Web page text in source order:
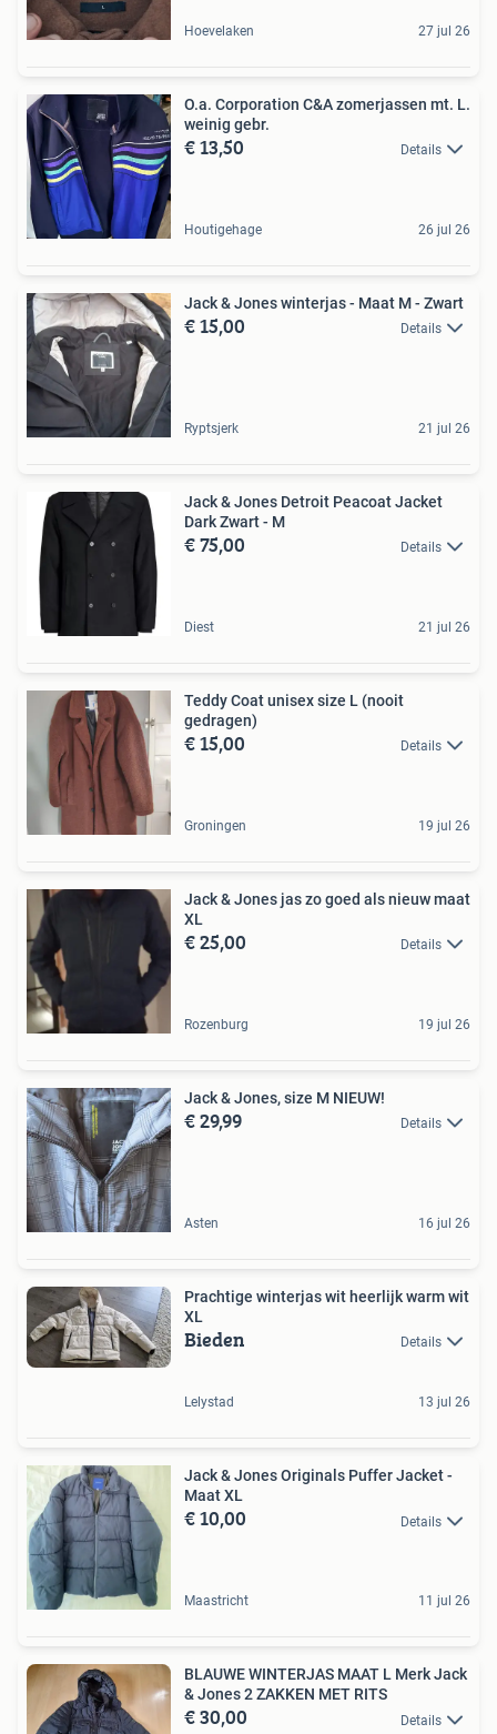
Hoevelaken 27 jul 26
O.a. Corporation C&A zomerjassen mt. L.
weinig gebr.
€ 13,50 Details
Houtigehage 26 jul 26
Jack & Jones winterjas - Maat M - Zwart
€ 15,00 Details
Ryptsjerk 21 jul 26
Jack & Jones Detroit Peacoat Jacket
Dark Zwart - M
€ 75,00 Details
Diest 21 jul 26
Teddy Coat unisex size L (nooit
gedragen)
€ 15,00 Details
Groningen 19 jul 26
Jack & Jones jas zo goed als nieuw maat
XL
€ 25,00 Details
Rozenburg 19 jul 26
Jack & Jones, size M NIEUW!
€ 29,99 Details
Asten 16 jul 26
Prachtige winterjas wit heerlijk warm wit
XL
Bieden Details
Lelystad 13 jul 26
Jack & Jones Originals Puffer Jacket -
Maat XL
€ 10,00 Details
Maastricht 11 jul 26
BLAUWE WINTERJAS MAAT L Merk Jack
& Jones 2 ZAKKEN MET RITS
€ 30,00 Details